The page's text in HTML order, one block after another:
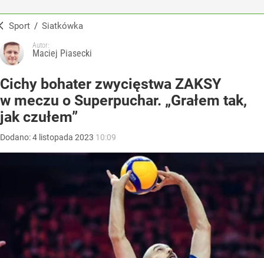
Sport / Siatkówka
Autor:
Maciej Piasecki
Cichy bohater zwycięstwa ZAKSY
w meczu o Superpuchar. „Grałem tak,
jak czułem”
Dodano:4 listopada 2023 10:09